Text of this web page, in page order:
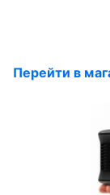
Перейти в